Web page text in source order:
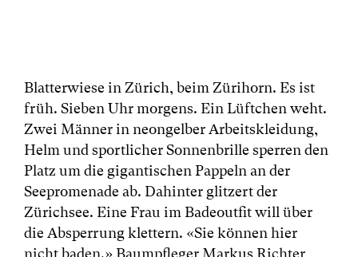
Blatterwiese in Zürich, beim Zürihorn. Es ist
früh. Sieben Uhr morgens. Ein Lüftchen weht.
Zwei Männer in neongelber Arbeitskleidung,
Helm und sportlicher Sonnenbrille sperren den
Platz um die gigantischen Pappeln an der
Seepromenade ab. Dahinter glitzert der
Zürichsee. Eine Frau im Badeoutfit will über
die Absperrung klettern. «Sie können hier
nicht baden.» Baumpfleger Markus Richter